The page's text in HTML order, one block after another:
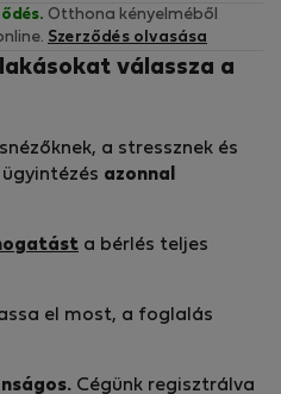
Otthona kényelméből
Szerződés olvasása
válassza a
a stressznek és
azonnal
a bérlés teljes
el most, a foglalás
Cégünk regisztrálva